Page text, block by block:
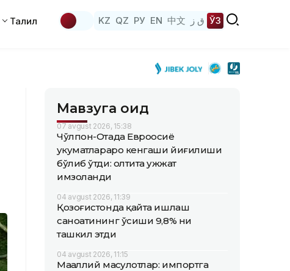
Таҳлил KZ QZ РУ EN 中文 ق ز ЎЗ
Мавзуга оид
07 avgust 2026, 15:38
Чўлпон-Отада Евроосиё
ҳукуматлараро кенгаши йиғилиши
бўлиб ўтди: олтита ҳужжат
имзоланди
04 avgust 2026, 11:39
Қозоғистонда қайта ишлаш
саноатининг ўсиши 9,8% ни
ташкил этди
04 avgust 2026, 11:15
Маҳаллий маҳсулотлар: импортга